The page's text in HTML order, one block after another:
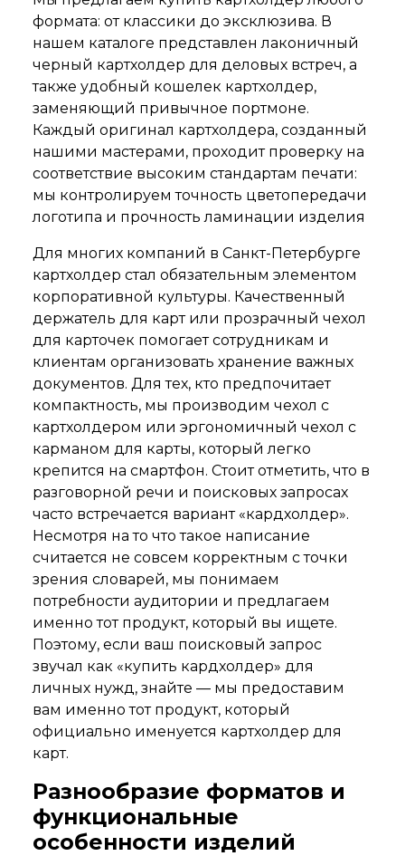
формата: от классики до эксклюзива. В
нашем каталоге представлен лаконичный
черный картхолдер для деловых встреч, а
также удобный кошелек картхолдер,
заменяющий привычное портмоне.
Каждый оригинал картхолдера, созданный
нашими мастерами, проходит проверку на
соответствие высоким стандартам печати:
мы контролируем точность цветопередачи
логотипа и прочность ламинации изделия
Для многих компаний в Санкт-Петербурге
картхолдер стал обязательным элементом
корпоративной культуры. Качественный
держатель для карт или прозрачный чехол
для карточек помогает сотрудникам и
клиентам организовать хранение важных
документов. Для тех, кто предпочитает
компактность, мы производим чехол с
картхолдером или эргономичный чехол с
карманом для карты, который легко
крепится на смартфон. Стоит отметить, что в
разговорной речи и поисковых запросах
часто встречается вариант «кардхолдер».
Несмотря на то что такое написание
считается не совсем корректным с точки
зрения словарей, мы понимаем
потребности аудитории и предлагаем
именно тот продукт, который вы ищете.
Поэтому, если ваш поисковый запрос
звучал как «купить кардхолдер» для
личных нужд, знайте — мы предоставим
вам именно тот продукт, который
официально именуется картхолдер для
карт.
Разнообразие форматов и
функциональные
особенности изделий